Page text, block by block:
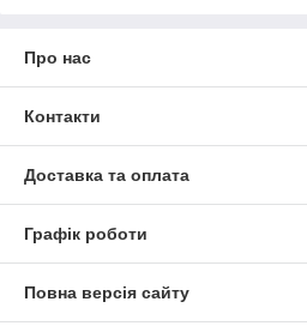
Клеючі стрічки
Матеріали для утеплення і
Пінопласт, екструдований
Оздоблювальні матеріали:
Будівельні суміші (грунтовка,
клей для пінопласту
підлоги
декоративні штукатурки
Про нас
Контакти
Доставка та оплата
Графік роботи
Повна версія сайту